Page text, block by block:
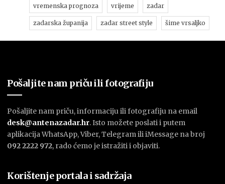
vremenska prognoza vrijeme zadar
zadarska županija zadar street style šime vrsaljko
Pošaljite nam priču ili fotografiju
Pošaljite nam priču, informaciju ili fotografiju na email
desk@antenazadar.hr. Isto možete poslati i putem
aplikacija WhatsApp, Viber, Telegram ili iMessage na broj
092 2222 972, rado ćemo je istražiti i objaviti.
Korištenje portala i sadržaja